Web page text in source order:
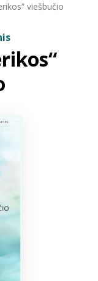
info@elvislab.lt
viešbučio